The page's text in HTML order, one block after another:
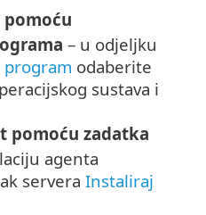
– u odjeljku
program odaberite
sustava i
pomoću zadatka
agenta
servera Instaliraj